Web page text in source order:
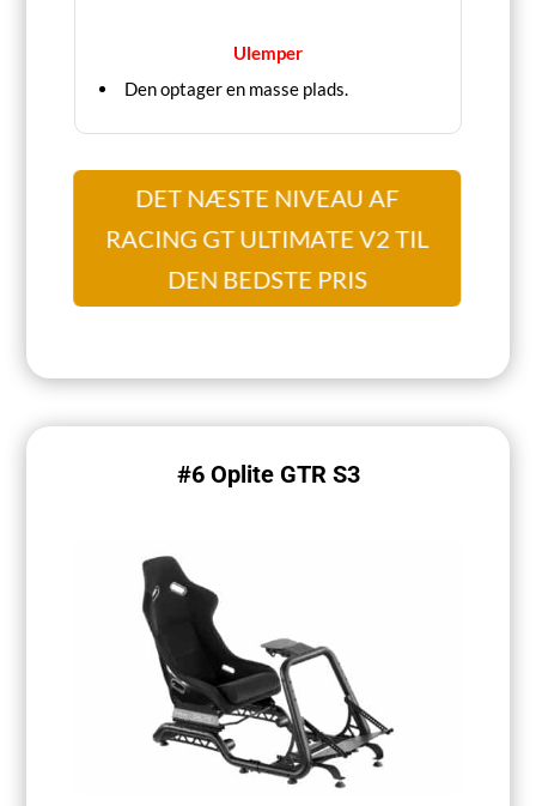
Ulemper
Den optager en masse plads.
DET NÆSTE NIVEAU AF
RACING GT ULTIMATE V2 TIL
DEN BEDSTE PRIS
#6 Oplite GTR S3